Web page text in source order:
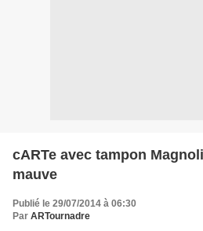
cARTe avec tampon
mauve
Publié le 29/07/2014 à 06:30
Par ARTournadre